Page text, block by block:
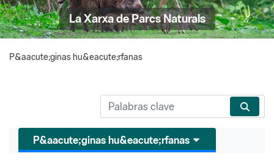
La Xarxa de Parcs Naturals
P&aacute;ginas hu&eacute;rfanas
P&aacute;ginas hu&eacute;rfanas